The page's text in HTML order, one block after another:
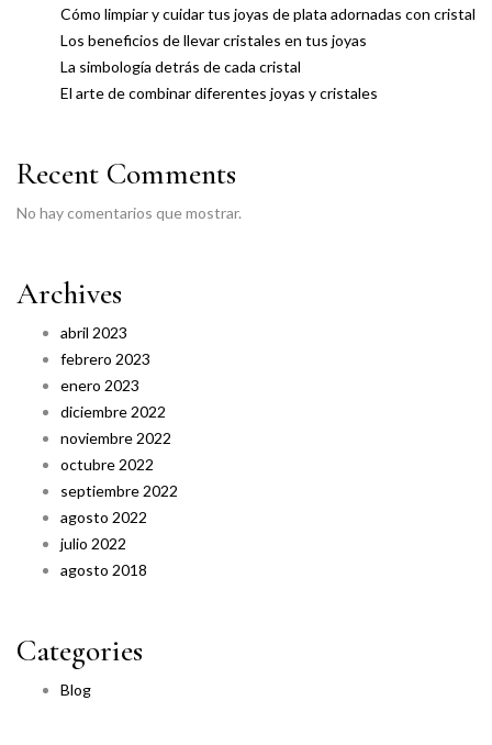
Cómo limpiar y cuidar tus joyas de plata adornadas con cristal
Los beneficios de llevar cristales en tus joyas
La simbología detrás de cada cristal
El arte de combinar diferentes joyas y cristales
Recent Comments
No hay comentarios que mostrar.
Archives
abril 2023
febrero 2023
enero 2023
diciembre 2022
noviembre 2022
octubre 2022
septiembre 2022
agosto 2022
julio 2022
agosto 2018
Categories
Blog